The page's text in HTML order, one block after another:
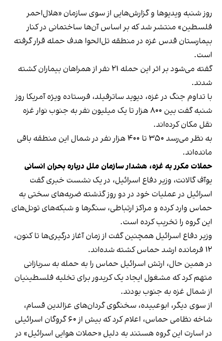
روز شنبه ویدیوها و گزارش‌هایی از سوی سازمان «هلال‌احمر
فلسطین» منتشر شد که بر اساس آن‌ها ساختمانی در کنار
بیمارستان قدس غزه در منطقه تل‌الحوا هدف حمله قرار گرفته
است.
گفته می‌شود بر اثر این حمله ۲۱ نفر از همراهان بیماران کشته
شدند.
با تداوم جنگ در غزه، دیوید ساترفیلد، فرستاده ویژه آمریکا روز
شنبه گفت بین ۸۰۰ هزار تا یک میلیون نفر به جنوب نوار غزه
نقل مکان کرده‌اند.
به نظر می‌رسد ۳۵۰ تا ۴۰۰ هزار نفر در شمال این منطقه باقی
مانده‌اند.
حملات مکرر به غزه، هشدار سازمان ملل درباره بحران انسانی
یوآف گالانت، وزیر دفاع اسرائیل، در یک نشست خبری گفت
اسرائیل در عملیات خود در دو روز گذشته ضربه‌های سختی به
حماس وارد کرده و مراکز ارتباطی، سنگرها و شبکه‌های تونل‌های
این گروه را تخریب کرده است.
وزیر دفاع اسرائیل همچنین گفت از زمان آغاز درگیری‌ها تا کنون،
۱۲ فرمانده ارشد حماس کشته شده‌اند.
در همین حال، ارتش اسرائیل حماس را به حمله به سربازانی
متهم کرد که مشغول ایجاد یک کریدور برای تخلیه فلسطینیان
از شمال غزه به جنوب بودند.
از سوی دیگر، ابوعبیده، سخنگوی گردان‌های عزالدین قسام،
شاخه نظامی حماس، اعلام کرد که بیش از ۶۰ گروگان اسرائیلی
در اسارت این گروه هستند به دلیل «حملات هوایی اسرائیل» در